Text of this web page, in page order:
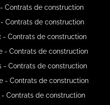
Contrats de construction
Contrats de construction
- Contrats de construction
- Contrats de construction
- Contrats de construction
- Contrats de construction
Contrats de construction